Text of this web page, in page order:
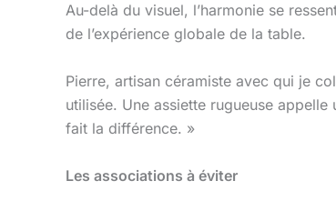
Au-delà du visuel, l’harmonie se
de l’expérience globale de la table.
Pierre, artisan céramiste avec qui je
utilisée. Une assiette rugueuse appelle
fait la différence. »
Les associations à éviter